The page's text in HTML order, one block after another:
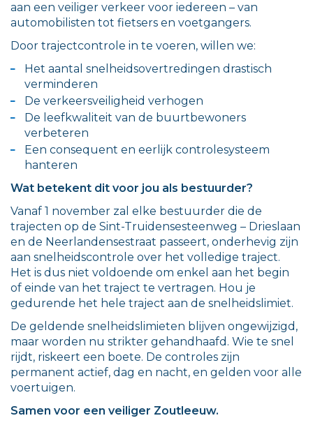
aan een veiliger verkeer voor iedereen – van
automobilisten tot fietsers en voetgangers.
Door trajectcontrole in te voeren, willen we:
Het aantal snelheidsovertredingen drastisch
verminderen
De verkeersveiligheid verhogen
De leefkwaliteit van de buurtbewoners
verbeteren
Een consequent en eerlijk controlesysteem
hanteren
Wat betekent dit voor jou als bestuurder?
Vanaf 1 november zal elke bestuurder die de
trajecten op de Sint-Truidensesteenweg – Drieslaan
en de Neerlandensestraat passeert, onderhevig zijn
aan snelheidscontrole over het volledige traject.
Het is dus niet voldoende om enkel aan het begin
of einde van het traject te vertragen. Hou je
gedurende het hele traject aan de snelheidslimiet.
De geldende snelheidslimieten blijven ongewijzigd,
maar worden nu strikter gehandhaafd. Wie te snel
rijdt, riskeert een boete. De controles zijn
permanent actief, dag en nacht, en gelden voor alle
voertuigen.
Samen voor een veiliger Zoutleeuw.